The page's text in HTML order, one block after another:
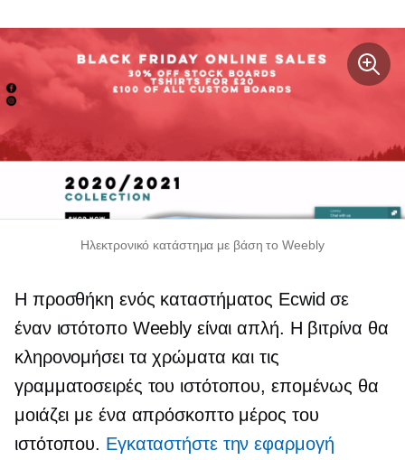
Ηλεκτρονικό κατάστημα με βάση το Weebly
Η προσθήκη ενός καταστήματος Ecwid σε
έναν ιστότοπο Weebly είναι απλή. Η βιτρίνα θα
κληρονομήσει τα χρώματα και τις
γραμματοσειρές του ιστότοπου, επομένως θα
μοιάζει με ένα απρόσκοπτο μέρος του
ιστότοπου. Εγκαταστήστε την εφαρμογή